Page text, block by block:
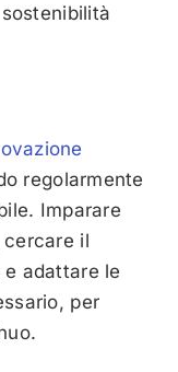
regolarmente
Imparare
il
adattare le
per